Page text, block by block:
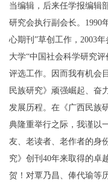
互购互换
ꁕ 项目推广
乡村百度
会员风采
人员查询
当编辑， 后来任学报编辑
研究会执行副会长 。 1990
心期刊 ”草创工作， 2003年
大学“中国社会科学研究评
评选工作。 因而我有机会
民族研究》 顽强崛起、奋
发展历程。 在《广西民族
典隆重举行之际，我谨以
友
老读者、 老作者的身
究》创 刊 40年来取得的卓
贺 ！对覃乃昌 俸代瑜等